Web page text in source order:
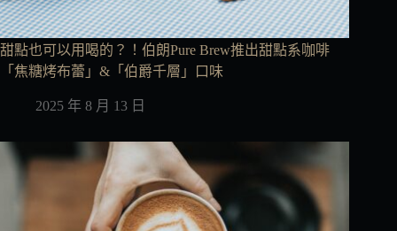
甜點也可以用喝的？！伯朗Pure Brew推出甜點系咖啡
「焦糖烤布蕾」&「伯爵千層」口味
2025 年 8 月 13 日